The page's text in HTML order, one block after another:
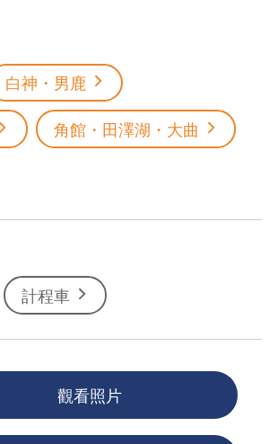
白神・男鹿
角館・田澤湖・大曲
計程車
觀看照片